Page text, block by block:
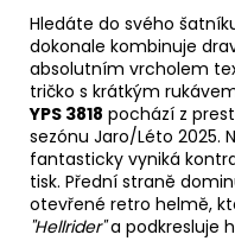
Hledáte do svého
dokonale kombinuje
absolutním vrcholem
tričko s krátkým
YPS 3818 pochází z
sezónu Jaro/Léto 2025.
fantasticky vyniká
tisk. Přední straně
otevřené retro helmě,
"Hellrider"a podkresluje